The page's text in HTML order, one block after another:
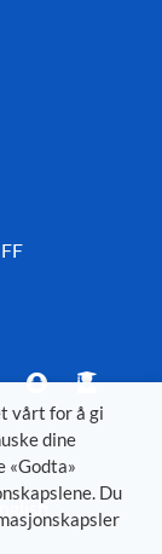
vårt for å gi
dine
«Godta»
Du